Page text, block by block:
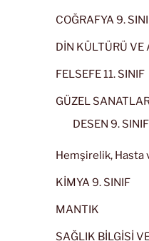
COĞRAFYA 9.
DİN KÜLTÜRÜ VE
FELSEFE 11. SINIF
GÜZEL
DESEN 9. SINIF
Hemşirelik, Hasta
KİMYA 9. SINIF
MANTIK
SAĞLIK BİLGİSİ